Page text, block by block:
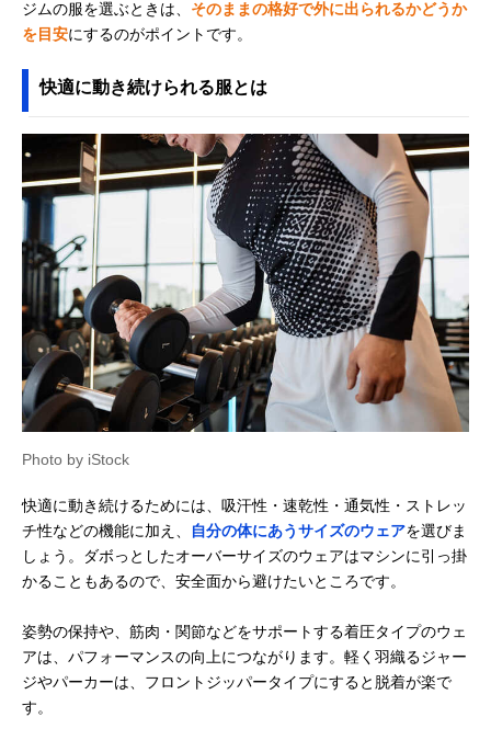
ジムの服を選ぶときは、 そのままの格好で外に出られるかどうか
を目安にするのがポイントです。
快適に動き続けられる服とは
Photo by iStock
快適に動き続けるためには、吸汗性・速乾性・通気性・ストレッ
チ性などの機能に加え、
自分の体にあうサイズのウェアを選びま
しょう。ダボっとしたオーバーサイズのウェアはマシンに引っ掛
かることもあるので、安全面から避けたいところです。
姿勢の保持や、筋肉・関節などをサポートする着圧タイプのウェ
アは、パフォーマンスの向上につながります。軽く羽織るジャー
ジやパーカーは、フロントジッパータイプにすると脱着が楽で
す。